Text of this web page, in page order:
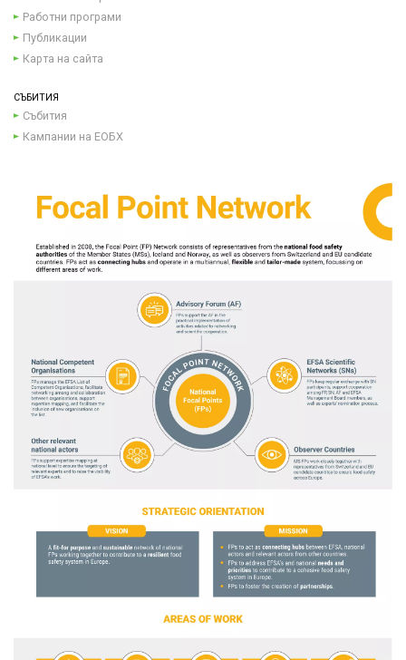
Работни програми
Публикации
Карта на сайта
СЪБИТИЯ
Събития
Кампании на ЕОБХ